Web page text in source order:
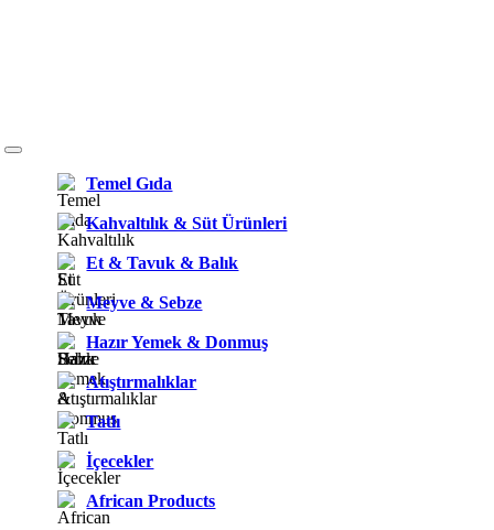
Temel Gıda
Kahvaltılık & Süt Ürünleri
Et & Tavuk & Balık
Meyve & Sebze
Hazır Yemek & Donmuş
Atıştırmalıklar
Tatlı
İçecekler
African Products